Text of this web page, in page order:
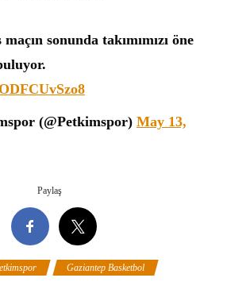
sonunda takımımızı öne
(@Petkimspor) May 13,
Paylaş
Gaziantep Basketbol